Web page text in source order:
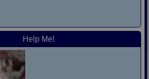
Help Me!